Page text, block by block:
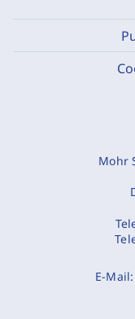
Mohr
E-Mail: